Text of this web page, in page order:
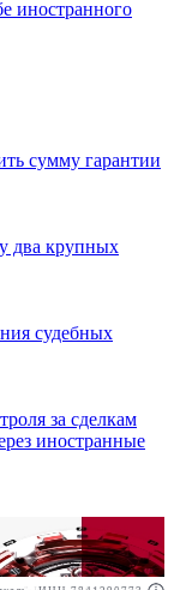
иностранного
сумму гарантии
два крупных
судебных
за сделкам
иностранные